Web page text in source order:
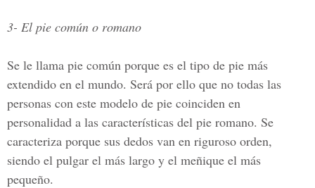
3- El pie común o romano
Se le llama pie común porque es el tipo de pie más
extendido en el mundo. Será por ello que no todas las
personas con este modelo de pie coinciden en
personalidad a las características del pie romano. Se
caracteriza porque sus dedos van en riguroso orden,
siendo el pulgar el más largo y el meñique el más
pequeño.